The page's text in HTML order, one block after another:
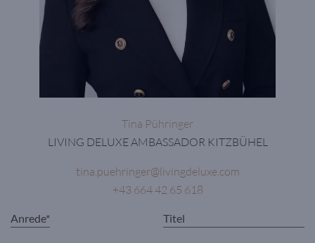
Tina Pühringer
LIVING DELUXE AMBASSADOR KITZBÜHEL
tina.puehringer@livingdeluxe.com
+43 664 42 65 618